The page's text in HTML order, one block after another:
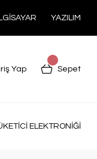
YAZILIM
Yap Sepet
ELEKTRONİĞİ